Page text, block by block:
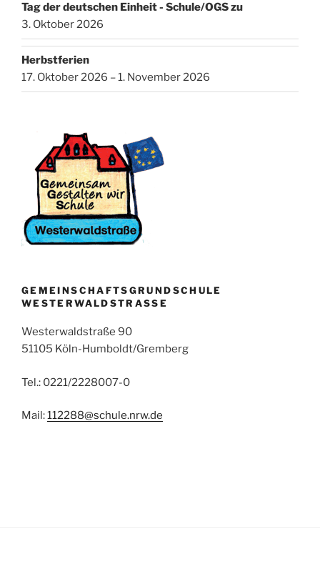
Tag der deutschen Einheit - Schule/OGS zu
3. Oktober 2026
Herbstferien
17. Oktober 2026 – 1. November 2026
GEMEINSCHAFTSGRUNDSCHULE
WESTERWALDSTRASSE
Westerwaldstraße 90
51105 Köln-Humboldt/Gremberg
Tel.: 0221/2228007-0
Mail:112288@schule.nrw.de